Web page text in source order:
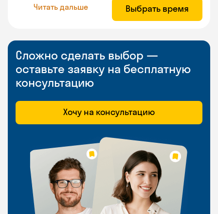
Читать дальше Выбрать время
Сложно сделать выбор —
оставьте заявку на бесплатную
консультацию
Хочу на консультацию